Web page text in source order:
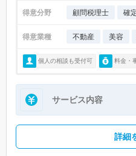
得意分野 顧問税理士 確
得意業種 不動産 美容
個人の相談も受付可 料金・
サービス内容
詳細